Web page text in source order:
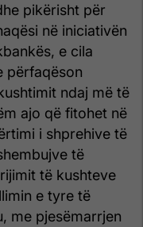
pikërisht për
në iniciativën
e cila
përfaqëson
ndaj më të
ajo që fitohet në
i shprehive të
të
të kushteve
e tyre të
me pjesëmarrjen